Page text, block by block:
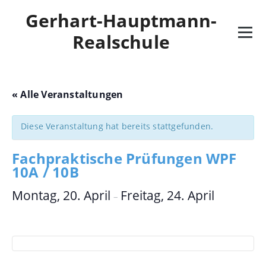
contentGerhart-Hauptmann-
Realschule
« Alle Veranstaltungen
Diese Veranstaltung hat bereits stattgefunden.
Fachpraktische Prüfungen WPF
10A / 10B
Montag, 20. April – Freitag, 24. April